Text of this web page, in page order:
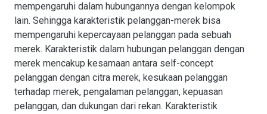
mempengaruhi dalam hubungannya dengan kelompok
lain. Sehingga karakteristik pelanggan-merek bisa
mempengaruhi kepercayaan pelanggan pada sebuah
merek. Karakteristik dalam hubungan pelanggan dengan
merek mencakup kesamaan antara self-concept
pelanggan dengan citra merek, kesukaan pelanggan
terhadap merek, pengalaman pelanggan, kepuasan
pelanggan, dan dukungan dari rekan. Karakteristik